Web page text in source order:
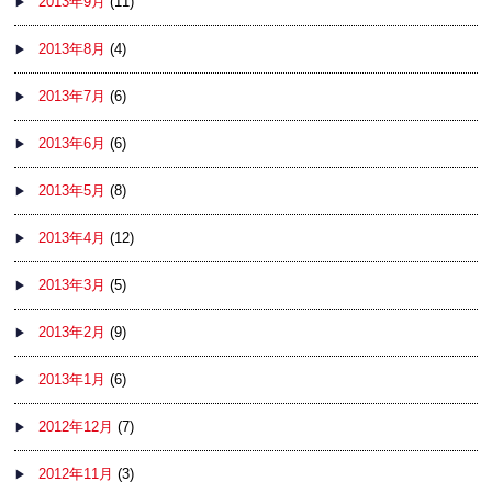
2013年8月 (4)
2013年7月 (6)
2013年6月 (6)
2013年5月 (8)
2013年4月 (12)
2013年3月 (5)
2013年2月 (9)
2013年1月 (6)
2012年12月 (7)
2012年11月 (3)